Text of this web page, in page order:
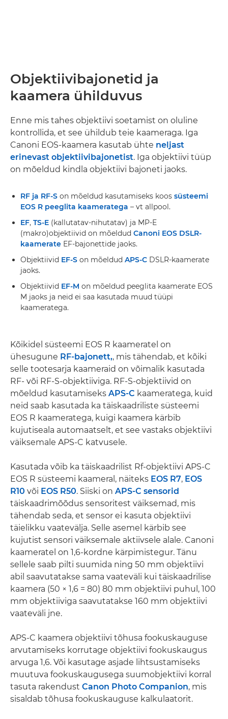
Objektiivibajonetid ja
kaamera ühilduvus
Enne mis tahes objektiivi soetamist on oluline
kontrollida, et see ühildub teie kaameraga. Iga
Canoni EOS-kaamera kasutab ühte neljast
erinevast objektiivibajonetist. Iga objektiivi tüüp
on mõeldud kindla objektiivi bajoneti jaoks.
RF ja RF-S on mõeldud kasutamiseks koos süsteemi
EOS R peeglita kaameratega – vt allpool.
EF, TS-E (kallutatav-nihutatav) ja MP-E
(makro)objektiivid on mõeldud Canoni EOS DSLR-
kaamerate EF-bajonettide jaoks.
Objektiivid EF-S on mõeldud APS-C DSLR-kaamerate
jaoks.
Objektiivid EF-M on mõeldud peeglita kaamerate EOS
M jaoks ja neid ei saa kasutada muud tüüpi
kaameratega.
Kõikidel süsteemi EOS R kaameratel on
ühesugune RF-bajonett,, mis tähendab, et kõiki
selle tootesarja kaameraid on võimalik kasutada
RF- või RF-S-objektiiviga. RF-S-objektiivid on
mõeldud kasutamiseks APS-C kaameratega, kuid
neid saab kasutada ka täiskaadriliste süsteemi
EOS R kaameratega, kuigi kaamera kärbib
kujutiseala automaatselt, et see vastaks objektiivi
väiksemale APS-C katvusele.
Kasutada võib ka täiskaadrilist Rf-objektiivi APS-C
EOS R süsteemi kaameral, näiteks EOS R7, EOS
R10 või EOS R50. Siiski on APS-C sensorid
täiskaadrimõõdus sensoritest väiksemad, mis
tähendab seda, et sensor ei kasuta objektiivi
täielikku vaatevälja. Selle asemel kärbib see
kujutist sensori väiksemale aktiivsele alale. Canoni
kaameratel on 1,6-kordne kärpimistegur. Tänu
sellele saab pilti suumida ning 50 mm objektiivi
abil saavutatakse sama vaateväli kui täiskaadrilise
kaamera (50 × 1,6 = 80) 80 mm objektiivi puhul, 100
mm objektiiviga saavutatakse 160 mm objektiivi
vaateväli jne.
APS-C kaamera objektiivi tõhusa fookuskauguse
arvutamiseks korrutage objektiivi fookuskaugus
arvuga 1,6. Või kasutage asjade lihtsustamiseks
muutuva fookuskaugusega suumobjektiivi korral
tasuta rakendust Canon Photo Companion, mis
sisaldab tõhusa fookuskauguse kalkulaatorit.